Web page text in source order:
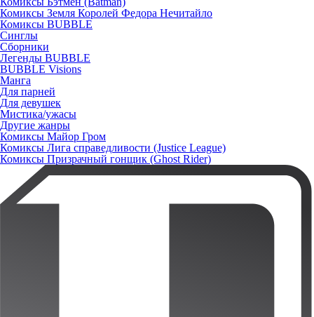
Комиксы Земля Королей Федора Нечитайло
Комиксы BUBBLE
Синглы
Сборники
Легенды BUBBLE
BUBBLE Visions
Манга
Для парней
Для девушек
Мистика/ужасы
Другие жанры
Комиксы Майор Гром
Комиксы Лига справедливости (Justice League)
Комиксы Призрачный гонщик (Ghost Rider)